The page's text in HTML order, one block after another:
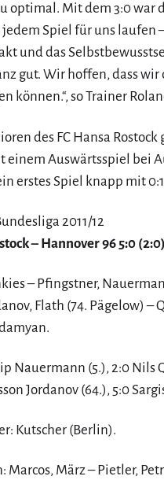
optimal. Mit dem 3:0 war
Spiel für uns laufen
und das
gut. Wir hoffen, dass
können.“, so Trainer
des FC Hansa
einem Auswärtsspiel bei
erstes Spiel knapp mit
2011/12
– Hannover 96 5:0 (2:0)
– Pfingstner,
Flath (74. Pägelow) –
Nauermann (5.), 2:0 Nils
Jordanov (64.), 5:0
Kutscher (Berlin).
Marcos, März – Pietler,